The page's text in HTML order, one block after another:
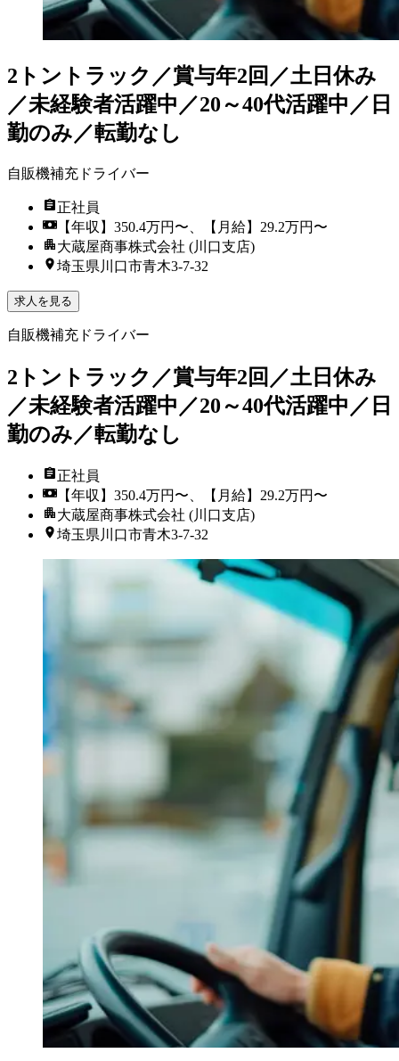
2トントラック／賞与年2回／土日休み
／未経験者活躍中／20～40代活躍中／日
勤のみ／転勤なし
自販機補充ドライバー
正社員
【年収】350.4万円〜、【月給】29.2万円〜
大蔵屋商事株式会社 (川口支店)
埼玉県川口市青木3-7-32
求人を見る
自販機補充ドライバー
2トントラック／賞与年2回／土日休み
／未経験者活躍中／20～40代活躍中／日
勤のみ／転勤なし
正社員
【年収】350.4万円〜、【月給】29.2万円〜
大蔵屋商事株式会社 (川口支店)
埼玉県川口市青木3-7-32